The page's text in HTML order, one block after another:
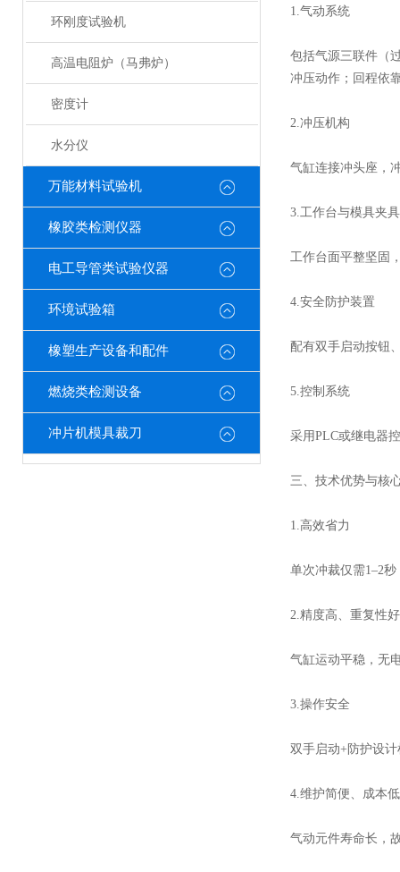
环刚度试验机
高温电阻炉（马弗炉）
密度计
水分仪
万能材料试验机
橡胶类检测仪器
电工导管类试验仪器
环境试验箱
橡塑生产设备和配件
燃烧类检测设备
冲片机模具裁刀
1.气动系统
包括气源三联件（
冲压动作；回程依
2.冲压机构
气缸连接冲头座，
3.工作台与模具夹具
工作台面平整坚固
4.安全防护装置
配有双手启动按钮
5.控制系统
采用PLC或继电器
三、技术优势与核
1.高效省力
单次冲裁仅需1–2
2.精度高、重复性好
气缸运动平稳，无
3.操作安全
双手启动+防护设
4.维护简便、成本低
气动元件寿命长，